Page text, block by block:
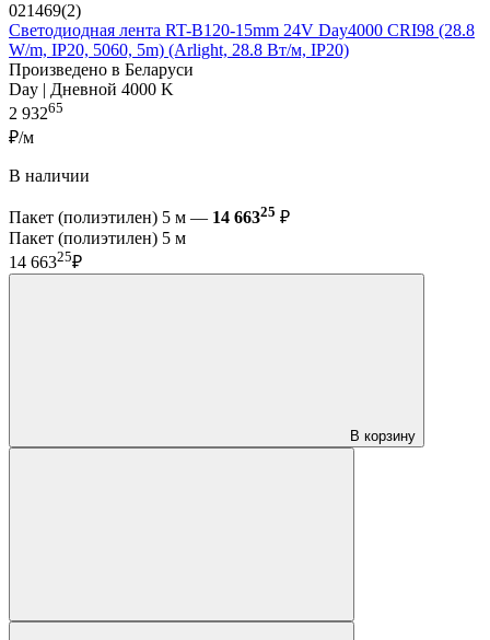
021469(2)
Светодиодная лента RT-B120-15mm 24V Day4000 CRI98 (28.8
W/m, IP20, 5060, 5m) (Arlight, 28.8 Вт/м, IP20)
Произведено в Беларуси
Day | Дневной 4000 K
2 93265
₽/м
В наличии
Пакет (полиэтилен) 5 м — 14 66325 ₽
Пакет (полиэтилен) 5 м
14 66325₽
В корзину